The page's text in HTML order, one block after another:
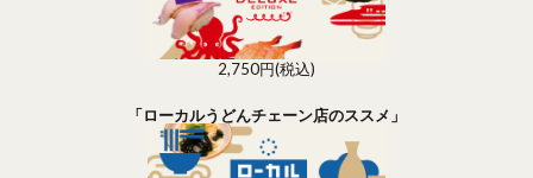
2,750円(税込)
「ローカルうどんチェーン店のススメ」